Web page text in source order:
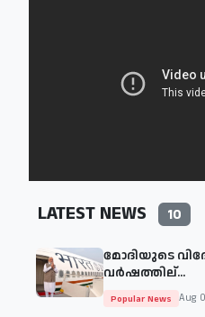
LATEST NEWS 10
മോദിയുടെ
വര്‍ഷത്തില്...
Popular News Aug